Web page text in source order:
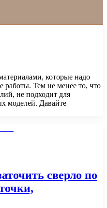
которые надо
работы. Тем не менее то, что
не подходит для
моделей. Давайте
сверло по